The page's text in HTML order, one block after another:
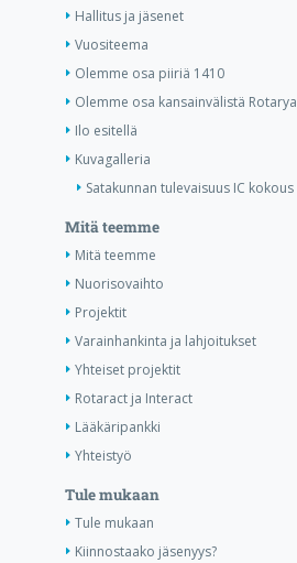
Hallitus ja jäsenet
Vuositeema
Olemme osa piiriä 1410
Olemme osa kansainvälistä Rotarya
Ilo esitellä
Kuvagalleria
Satakunnan tulevaisuus IC kokous
Mitä teemme
Mitä teemme
Nuorisovaihto
Projektit
Varainhankinta ja lahjoitukset
Yhteiset projektit
Rotaract ja Interact
Lääkäripankki
Yhteistyö
Tule mukaan
Tule mukaan
Kiinnostaako jäsenyys?